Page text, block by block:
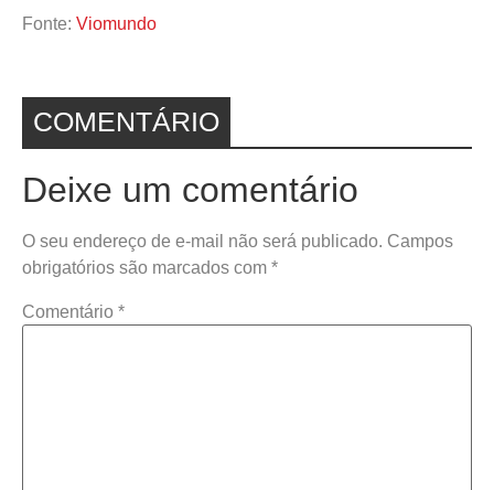
Fonte: Viomundo
COMENTÁRIO
Deixe um comentário
O seu endereço de e-mail não será publicado. Campos
obrigatórios são marcados com *
Comentário *